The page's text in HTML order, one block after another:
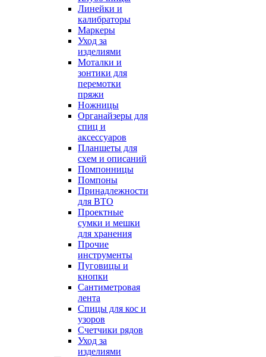
Линейки и
калибраторы
Маркеры
Уход за
изделиями
Моталки и
зонтики для
перемотки
пряжи
Ножницы
Органайзеры для
спиц и
аксессуаров
Планшеты для
схем и описаний
Помпонницы
Помпоны
Принадлежности
для ВТО
Проектные
сумки и мешки
для хранения
Прочие
инструменты
Пуговицы и
кнопки
Сантиметровая
лента
Спицы для кос и
узоров
Счетчики рядов
Уход за
изделиями